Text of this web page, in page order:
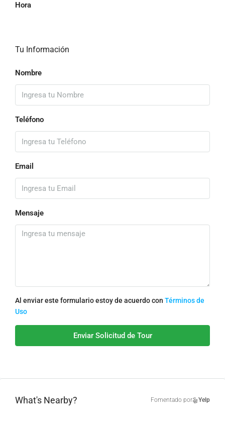
Hora
Tu Información
Nombre
Teléfono
Email
Mensaje
Al enviar este formulario estoy de acuerdo con Términos de
Uso
Enviar Solicitud de Tour
What's Nearby? Fomentado por Yelp